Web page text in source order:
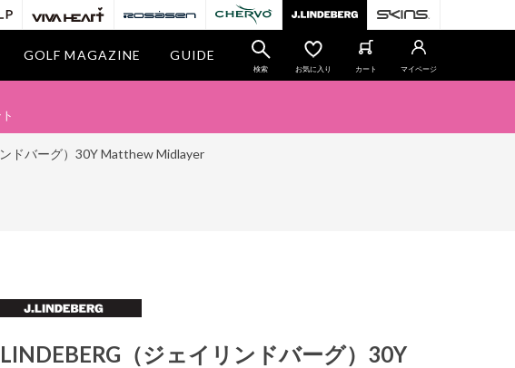
GOLF MAGAZINE GUIDE
検索 お気に入り カート マイページ
ドバーグ）30Y Matthew Midlayer
（ジェイリンドバーグ）30Y